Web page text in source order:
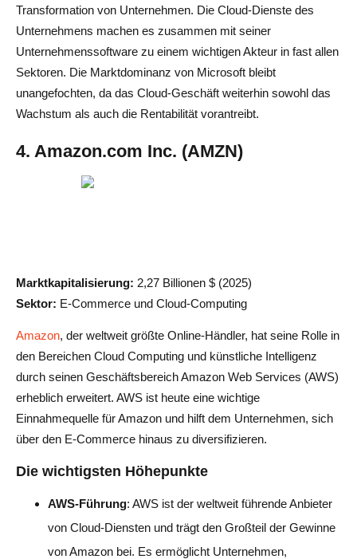
Transformation von Unternehmen. Die Cloud-Dienste des
Unternehmens machen es zusammen mit seiner
Unternehmenssoftware zu einem wichtigen Akteur in fast allen
Sektoren. Die Marktdominanz von Microsoft bleibt
unangefochten, da das Cloud-Geschäft weiterhin sowohl das
Wachstum als auch die Rentabilität vorantreibt.
4. Amazon.com Inc. (AMZN)
Marktkapitalisierung: 2,27 Billionen $ (2025)
Sektor: E-Commerce und Cloud-Computing
Amazon, der weltweit größte Online-Händler, hat seine Rolle in
den Bereichen Cloud Computing und künstliche Intelligenz
durch seinen Geschäftsbereich Amazon Web Services (AWS)
erheblich erweitert. AWS ist heute eine wichtige
Einnahmequelle für Amazon und hilft dem Unternehmen, sich
über den E-Commerce hinaus zu diversifizieren.
Die wichtigsten Höhepunkte
AWS-Führung: AWS ist der weltweit führende Anbieter
von Cloud-Diensten und trägt den Großteil der Gewinne
von Amazon bei. Es ermöglicht Unternehmen,